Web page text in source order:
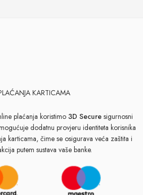
KARTICAMA
plaćanja koristimo 3D Securesigurnosni
dodatnu provjeru identiteta korisnika
karticama, čime se osigurava veća zaštita i
putem sustava vaše banke.